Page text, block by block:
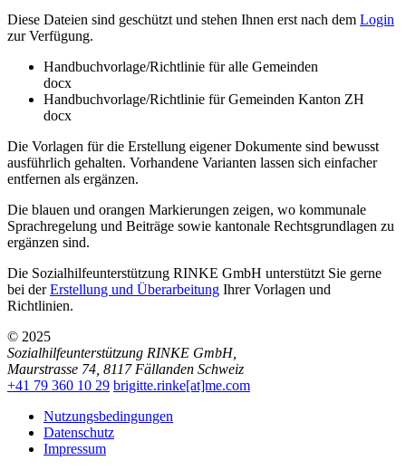
Diese Dateien sind geschützt und stehen Ihnen erst nach dem Login
zur Verfügung.
Handbuchvorlage/Richtlinie für alle Gemeinden
docx
Handbuchvorlage/Richtlinie für Gemeinden Kanton ZH
docx
Die Vorlagen für die Erstellung eigener Dokumente sind bewusst
ausführlich gehalten. Vorhandene Varianten lassen sich einfacher
entfernen als ergänzen.
Die blauen und orangen Markierungen zeigen, wo kommunale
Sprachregelung und Beiträge sowie kantonale Rechtsgrundlagen zu
ergänzen sind.
Die Sozialhilfeunterstützung RINKE GmbH unterstützt Sie gerne
bei derErstellung und Überarbeitung Ihrer Vorlagen und
Richtlinien.
© 2025
Sozialhilfeunterstützung RINKE GmbH,
Maurstrasse 74 8117 Fällanden Schweiz
+41 79 360 10 29 brigitte.rinke[at]me.com
Nutzungsbedingungen
Datenschutz
Impressum